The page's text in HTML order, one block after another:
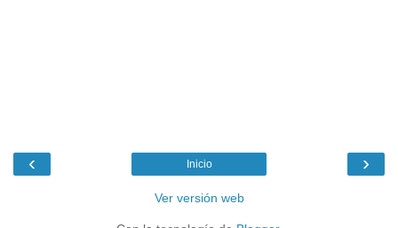
‹ ›
Inicio
Ver versión web